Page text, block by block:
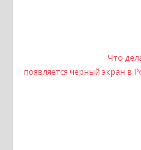
Что
появляется черный экран в